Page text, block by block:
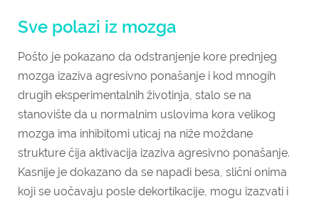
Sve polazi iz mozga
Pošto je pokazano da odstranjenje kore prednjeg
mozga izaziva agresivno ponašanje i kod mnogih
drugih eksperimentalnih životinja, stalo se na
stanovište da u normalnim uslovima kora velikog
mozga ima inhibitomi uticaj na niže moždane
strukture čija aktivacija izaziva agre­sivno ponašanje.
Kasnije je dokazano da se napadi besa, slični onima
koji se uočavaju posle dekortikacije, mogu izazvati i